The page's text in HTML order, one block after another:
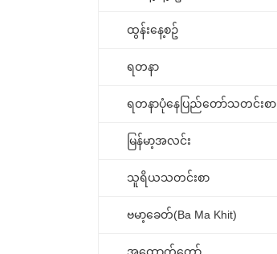
ထွန်းနေ့စဥ်
ရတနာ
ရတနာပုံနေပြည်တော်သတင်းစာ
မြန်မာ့အလင်း
သူရိယသတင်းစာ
ဗမာ့ခေတ်(Ba Ma Khit)